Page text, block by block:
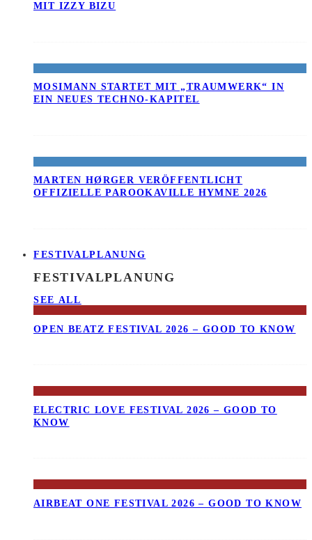
MIT IZZY BIZU
MOSIMANN STARTET MIT „TRAUMWERK“ IN
EIN NEUES TECHNO-KAPITEL
MARTEN HØRGER VERÖFFENTLICHT
OFFIZIELLE PAROOKAVILLE HYMNE 2026
FESTIVALPLANUNG
FESTIVALPLANUNG
SEE ALL
OPEN BEATZ FESTIVAL 2026 – GOOD TO KNOW
ELECTRIC LOVE FESTIVAL 2026 – GOOD TO
KNOW
AIRBEAT ONE FESTIVAL 2026 – GOOD TO KNOW